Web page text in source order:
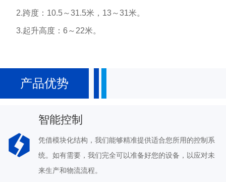
2.跨度：10.5～31.5米，13～31米。
3.起升高度：6～22米。
产品优势
智能控制
凭借模块化结构，我们能够精准提供适合您所用的控制系
统。如有需要，我们完全可以准备好您的设备，以应对未
来生产和物流流程。